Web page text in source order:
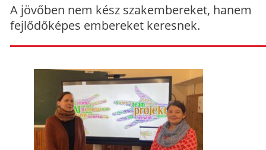
A jövőben nem kész szakembereket, hanem
fejlődőképes embereket keresnek.